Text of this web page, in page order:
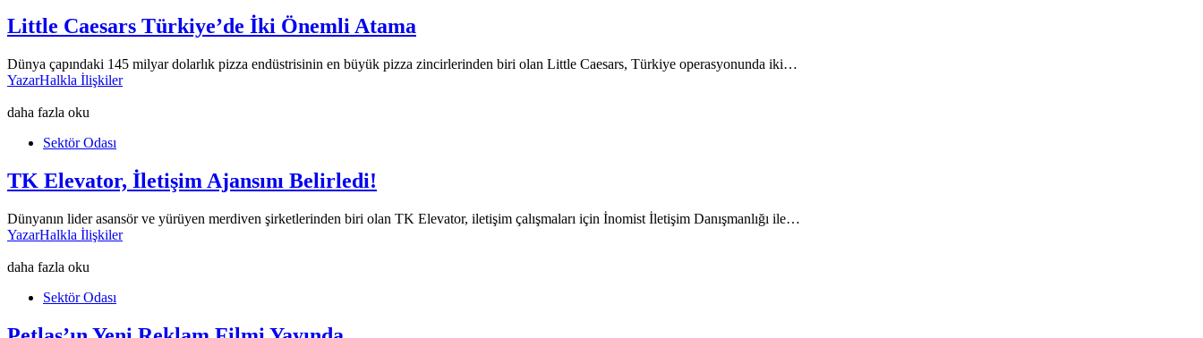
Little Caesars Türkiye’de İki Önemli Atama
Dünya çapındaki 145 milyar dolarlık pizza endüstrisinin en büyük pizza zincirlerinden biri olan Little Caesars, Türkiye operasyonunda iki…
YazarHalkla İlişkiler
daha fazla oku
Sektör Odası
TK Elevator, İletişim Ajansını Belirledi!
Dünyanın lider asansör ve yürüyen merdiven şirketlerinden biri olan TK Elevator, iletişim çalışmaları için İnomist İletişim Danışmanlığı ile…
YazarHalkla İlişkiler
daha fazla oku
Sektör Odası